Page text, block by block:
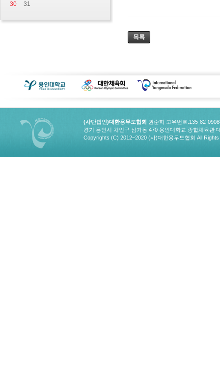
30
31
목록
(사단법인)대한용무도협회 권순혁 고유번호:135-82-
경기 용인시 처인구 삼가동 470 용인대학교 종합체육관
Copyrights (C) 2012~2020 (사)대한용무도협회 All